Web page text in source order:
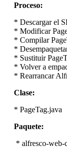
Proceso:
* Descargar el
* Modificar
* Compilar
*
* Sustituir
* Volver a
* Rearrancar
Clase:
* PageTag.java
Paquete:
* alfresco-web-